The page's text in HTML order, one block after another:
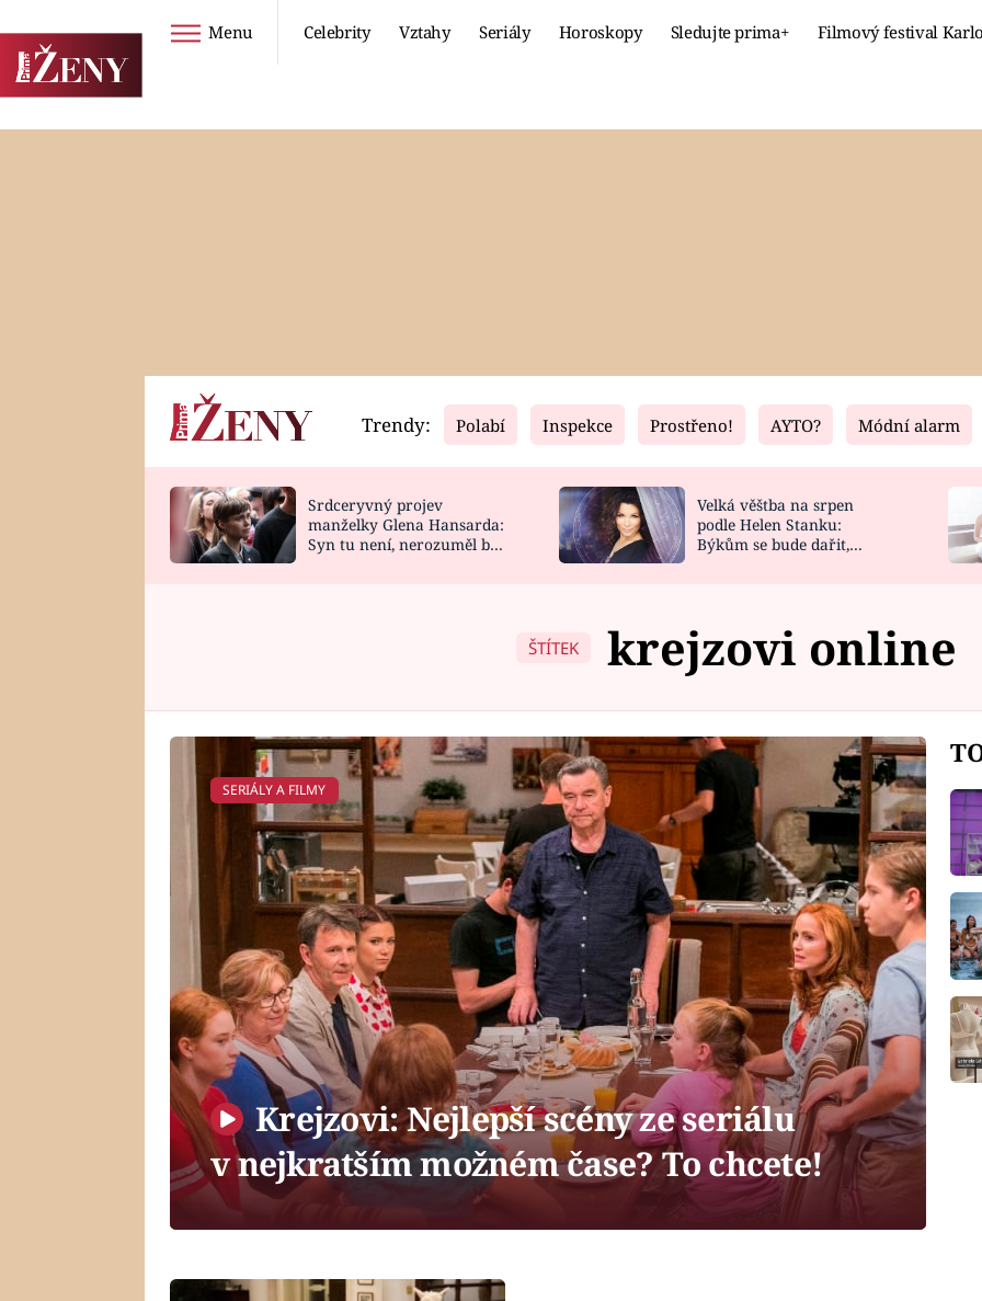
Menu Celebrity Vztahy Seriály Horoskopy Sledujte prima+ Filmový festival
Horoskopy
HOROSKOP NA
Video
CELEBRITY
VAŘENÍ
Fresh
NOVINKY
VIDEORECEPTY
Living
DESIGN
Trendy: Polabí Inspekce Prostřeno! AYTO? Módní alarm
Srdceryvný projev
manželky Glena Hansarda:
Syn tu není, nerozuměl by
Velká věštba na srpen
podle Helen Stanku:
Býkům se bude dařit,
ŠTÍTEK krejzovi online
SERIÁLY A FILMY
Krejzovi: Nejlepší scény ze seriálu
v nejkratším možném čase? To chcete!